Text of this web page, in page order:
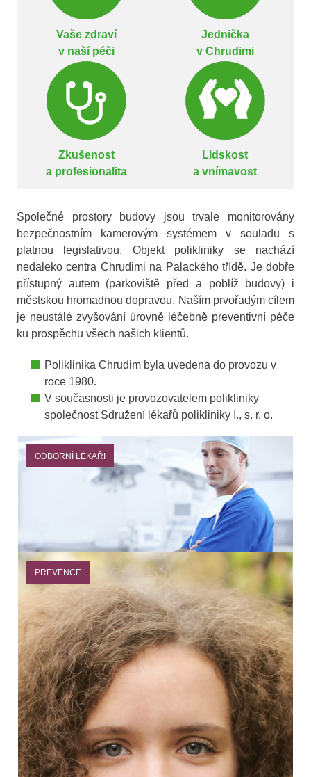
Vaše zdraví
v naší péči
Jednička
v Chrudimi
Zkušenost
a profesionalita
Lidskost
a vnímavost
Společné prostory budovy jsou trvale monitorovány
bezpečnostním kamerovým systémem v souladu s
platnou legislativou. Objekt polikliniky se nachází
nedaleko centra Chrudimi na Palackého třídě. Je dobře
přístupný autem (parkoviště před a poblíž budovy) i
městskou hromadnou dopravou. Naším prvořadým cílem
je neustálé zvyšování úrovně léčebně preventivní péče
ku prospěchu všech našich klientů.
Poliklinika Chrudim byla uvedena do provozu v
roce 1980.
V současnosti je provozovatelem polikliniky
společnost Sdružení lékařů polikliniky I., s. r. o.
ODBORNÍ LÉKAŘI
PREVENCE